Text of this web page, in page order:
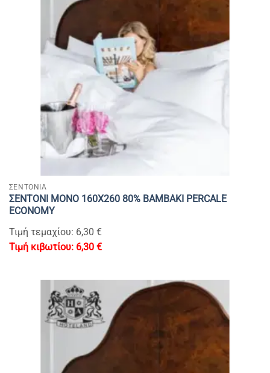
ΣΕΝΤΟΝΙΑ
ΣΕΝΤΟΝΙ ΜΟΝΟ 160Χ260 80% BAMBAKI PERCALE
ECONOMY
Τιμή τεμαχίου: 6,30 €
6,30 €